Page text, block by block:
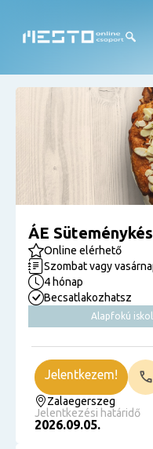
ÁE
Online elérhető
Szombat vagy
4 hónap
Becsatlakozhatsz
Alapfokú
Zalaegerszeg
Jelentkezési határidő
2026.09.05.
Jelentkezem!